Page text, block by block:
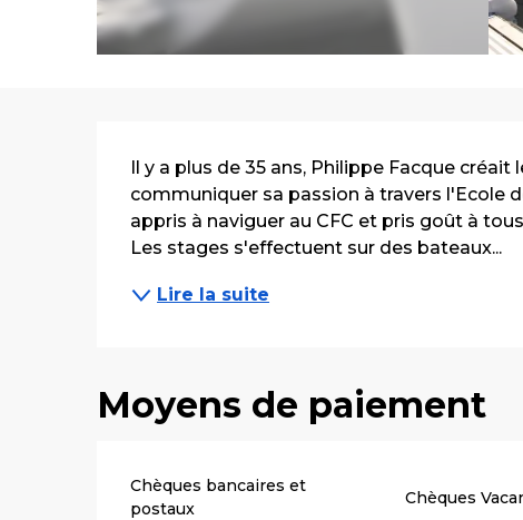
Description
Il y a plus de 35 ans, Philippe Facque créait
communiquer sa passion à travers l'Ecole
appris à naviguer au CFC et pris goût à
Les stages s'effectuent sur des bateaux...
Lire la suite
Moyens de paiement
Chèques bancaires et
postaux
Chèques